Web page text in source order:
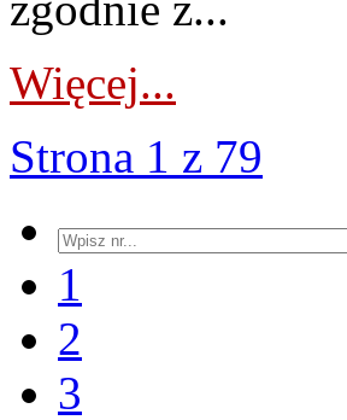
Więcej...
Strona 1 z 79
1
2
3